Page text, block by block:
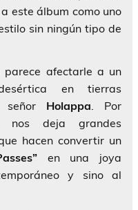
este álbum como uno
sin ningún tipo de
afectarle a un
en tierras
señor Holappa. Por
nos deja grandes
hacen convertir un
en una joya
y sino al